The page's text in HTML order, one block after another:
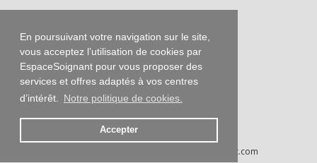
En poursuivant votre navigation sur le site,
vous acceptez l’utilisation de cookies par
EspaceSoignant pour vous proposer des
services et offres adaptés à vos centres
d’intérêt.
Notre politique de cookies.
Accepter
Conditions Générales d'Utilisation
Données personnelles
Conditions Générales de Vente
Mentions légales
Droits d'auteur © 2016-2026 EspaceSoignant.com